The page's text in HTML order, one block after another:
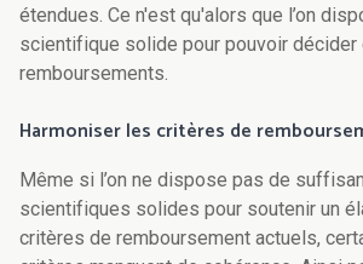
étendues. Ce n'est qu'alors que l’on
scientifique solide pour pouvoir décider
remboursements.
Harmoniser les critères de
Même si l’on ne dispose pas de
scientifiques solides pour soutenir un
critères de remboursement actuels,